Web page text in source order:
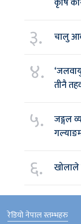
३. चालु
४.
तीनै
५.
जङ्गल
६. खोलाले
रेडियो नेपाल स्तम्भहरु